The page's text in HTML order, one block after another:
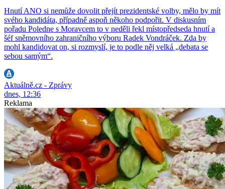
Hnutí ANO si nemůže dovolit přejít prezidentské volby, mělo by mít
svého kandidáta, případně aspoň někoho podpořit. V diskusním
pořadu Poledne s Moravcem to v neděli řekl místopředseda hnutí a
šéf sněmovního zahraničního výboru Radek Vondráček. Zda by
mohl kandidovat on, si rozmyslí, je to podle něj velká „debata se
sebou samým“.
Aktuálně.cz - Zprávy
dnes, 12:36
Reklama